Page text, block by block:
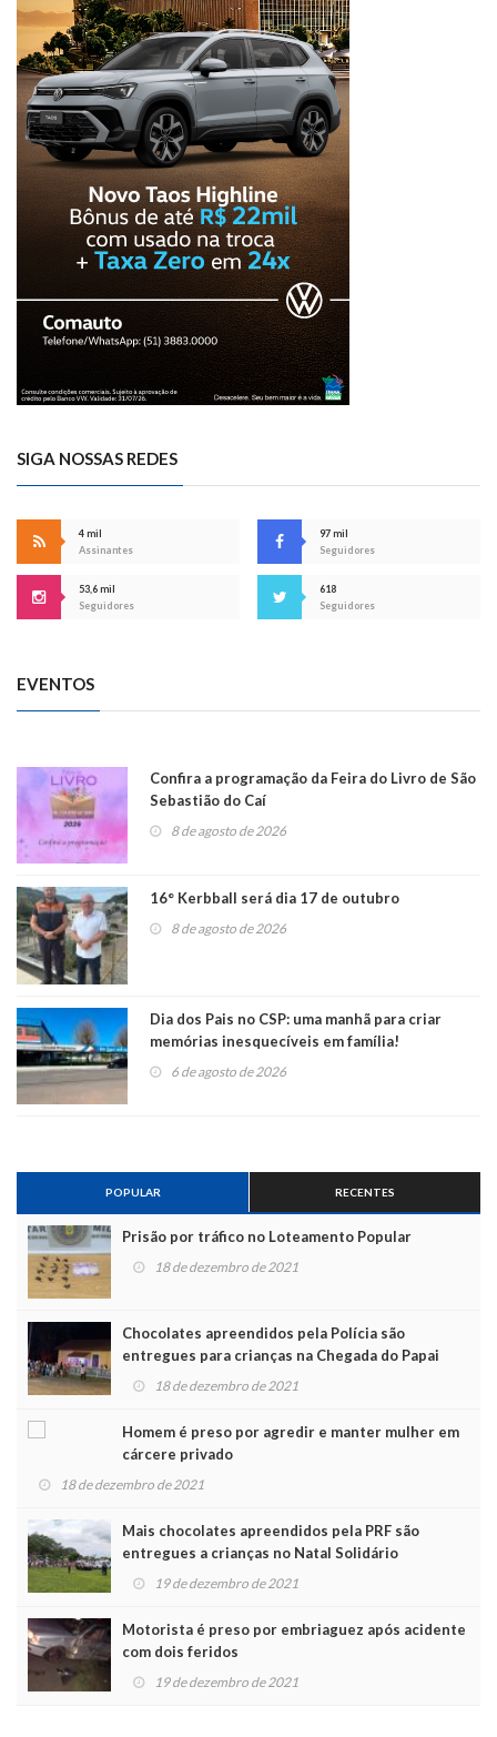
SIGA NOSSAS REDES
4 mil
Assinantes
97 mil
Seguidores
53,6 mil
Seguidores
618
Seguidores
EVENTOS
Confira a programação da Feira do Livro de São
Sebastião do Caí
8 de agosto de 2026
16° Kerbball será dia 17 de outubro
8 de agosto de 2026
Dia dos Pais no CSP: uma manhã para criar
memórias inesquecíveis em família!
6 de agosto de 2026
POPULAR RECENTES
Prisão por tráfico no Loteamento Popular
18 de dezembro de 2021
Chocolates apreendidos pela Polícia são
entregues para crianças na Chegada do Papai
Noel 18 de dezembro de 2021
Homem é preso por agredir e manter mulher em
cárcere privado
18 de dezembro de 2021
Mais chocolates apreendidos pela PRF são
entregues a crianças no Natal Solidário
19 de dezembro de 2021
Motorista é preso por embriaguez após acidente
com dois feridos
19 de dezembro de 2021